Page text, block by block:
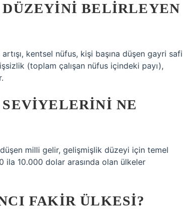
BELIRLEYEN
kentsel nüfus, kişi başına düşen gayri safi
(toplam çalışan nüfus içindeki payı),
NE
düşen milli gelir, gelişmişlik düzeyi için temel
ila 10.000 dolar arasında olan ülkeler
FAKIR ÜLKESI?